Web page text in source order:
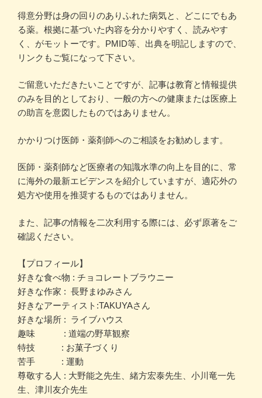
得意分野は身の回りのありふれた病気と、どこにでもあ
る薬。根拠に基づいた内容を分かりやすく、読みやす
く、がモットーです。PMID等、出典を明記しますので、
リンクもご覧になって下さい。
ご留意いただきたいことですが、記事は教育と情報提供
のみを目的としており、一般の方への健康または医療上
の助言を意図したものではありません。
かかりつけ医師・薬剤師へのご相談をお勧めします。
医師・薬剤師など医療者の知識水準の向上を目的に、常
に海外の最新エビデンスを紹介していますが、適応外の
処方や使用を推奨するものではありません。
また、記事の情報を二次利用する際には、必ず原著をご
確認ください。
【プロフィール】
好きな食べ物 : チョコレートブラウニー
好きな作家 : 長野まゆみさん
好きなアーティスト:TAKUYAさん
好きな場所 : ライブハウス
趣味 : 道端の野草観察
特技 : お菓子づくり
苦手 : 運動
尊敬する人 : 大野能之先生、緒方宏泰先生、小川竜一先
生、津川友介先生